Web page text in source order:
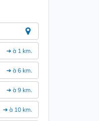
➔ à 1 km.
➔ à 6 km.
➔ à 9 km.
➔ à 10 km.